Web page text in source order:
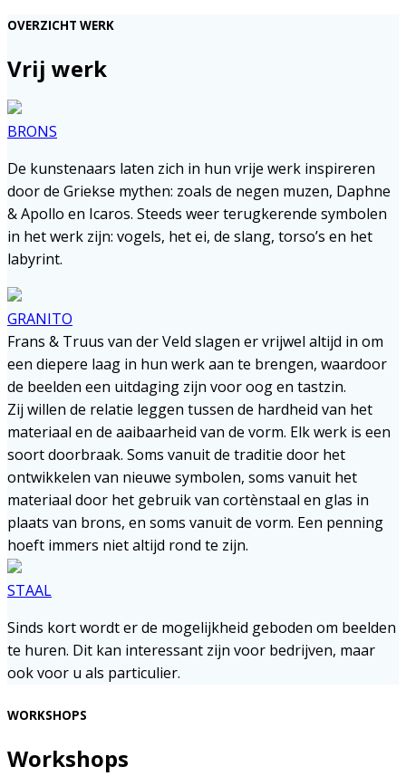
OVERZICHT WERK
Vrij werk
BRONS
De kunstenaars laten zich in hun vrije werk inspireren
door de Griekse mythen: zoals de negen muzen, Daphne
& Apollo en Icaros. Steeds weer terugkerende symbolen
in het werk zijn: vogels, het ei, de slang, torso’s en het
labyrint.
GRANITO
Frans & Truus van der Veld slagen er vrijwel altijd in om
een diepere laag in hun werk aan te brengen, waardoor
de beelden een uitdaging zijn voor oog en tastzin.
Zij willen de relatie leggen tussen de hardheid van het
materiaal en de aaibaarheid van de vorm. Elk werk is een
soort doorbraak. Soms vanuit de traditie door het
ontwikkelen van nieuwe symbolen, soms vanuit het
materiaal door het gebruik van cortènstaal en glas in
plaats van brons, en soms vanuit de vorm. Een penning
hoeft immers niet altijd rond te zijn.
STAAL
Sinds kort wordt er de mogelijkheid geboden om beelden
te huren. Dit kan interessant zijn voor bedrijven, maar
ook voor u als particulier.
WORKSHOPS
Workshops